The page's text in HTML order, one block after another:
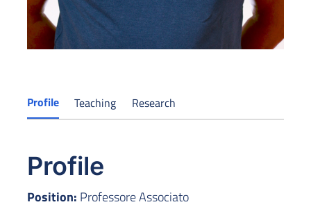
Profile Teaching Research
Profile
Position: Professore Associato